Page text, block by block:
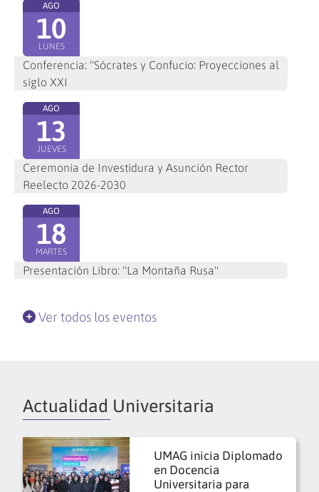
AGO
10
LUNES
Conferencia: "Sócrates y Confucio: Proyecciones al
siglo XXI
AGO
13
JUEVES
Ceremonia de Investidura y Asunción Rector
Reelecto 2026-2030
AGO
18
MARTES
Presentación Libro: "La Montaña Rusa"
Ver todos los eventos
Actualidad Universitaria
UMAG inicia Diplomado
en Docencia
Universitaria para